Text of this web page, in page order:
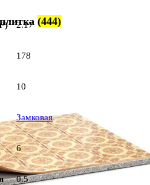
(444)
2.17
178
10
Замковая
6
0.5